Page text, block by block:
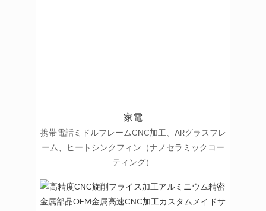
家電
携帯電話ミドルフレームCNC加工、ARグラスフレ
ーム、ヒートシンクフィン（ナノセラミックコー
ティング）